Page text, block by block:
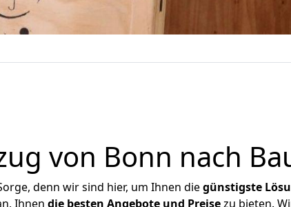
von Bonn nach
denn wir sind hier, um Ihnen diegünstigste
Ihnen die besten Angebote und Preisezu bieten.